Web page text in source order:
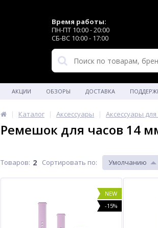
Время работы:
ПН-ПТ 10:00 - 20:00
СБ-ВС 10:00 - 17:00
АКЦИИ ОБЗОРЫ ДОСТАВКА
Каталог Аксессуары Аксессуары
Ремешок для часов 14
Товаров: 2 Сортировать по: Умолчанию
NEW
-15%